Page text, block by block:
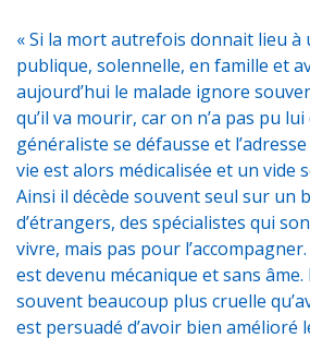
« Si la mort autrefois donnait lieu à
publique, solennelle, en famille et
aujourd’hui le malade ignore
qu’il va mourir, car on n’a pas pu
généraliste se défausse et
vie est alors médicalisée et un vide
Ainsi il décède souvent seul sur un
d’étrangers, des spécialistes qui
vivre, mais pas pour
est devenu mécanique et sans âme.
souvent beaucoup plus cruelle
est persuadé d’avoir bien amélioré